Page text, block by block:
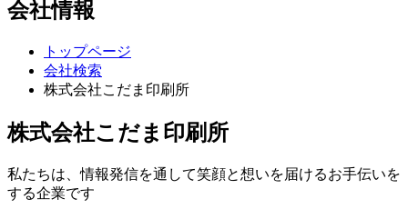
会社情報
トップページ
会社検索
株式会社こだま印刷所
株式会社こだま印刷所
私たちは、情報発信を通して笑顔と想いを届けるお手伝いを
する企業です